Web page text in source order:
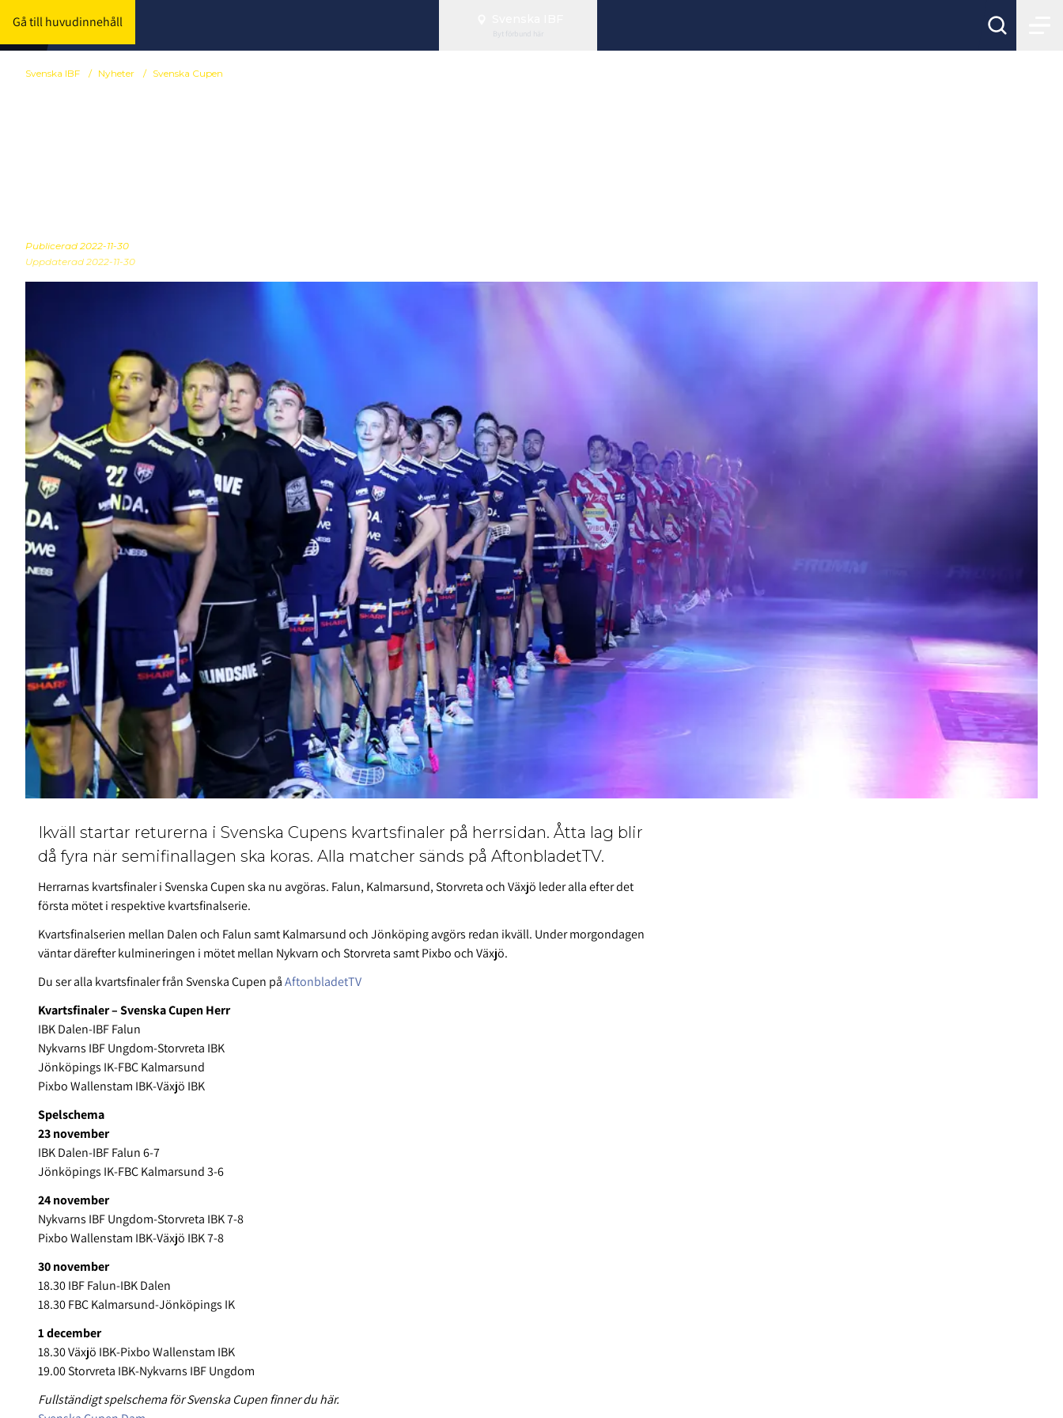
Gå till huvudinnehåll
Byt förbund här
Svenska IBF / Nyheter / Svenska Cupen
Publicerad 2022-11-30
Uppdaterad 2022-11-30
Ikväll startar returerna i Svenska Cupens kvartsfinaler på herrsidan. Åtta lag blir
då fyra när semifinallagen ska koras. Alla matcher sänds på AftonbladetTV.
Herrarnas kvartsfinaler i Svenska Cupen ska nu avgöras. Falun, Kalmarsund, Storvreta och Växjö leder alla efter det
första mötet i respektive kvartsfinalserie.
Kvartsfinalserien mellan Dalen och Falun samt Kalmarsund och Jönköping avgörs redan ikväll. Under morgondagen
väntar därefter kulmineringen i mötet mellan Nykvarn och Storvreta samt Pixbo och Växjö.
Du ser alla kvartsfinaler från Svenska Cupen påAftonbladetTV
Kvartsfinaler – Svenska Cupen Herr
IBK Dalen-IBF Falun
Nykvarns IBF Ungdom-Storvreta IBK
Jönköpings IK-FBC Kalmarsund
Pixbo Wallenstam IBK-Växjö IBK
Spelschema
23 november
IBK Dalen-IBF Falun 6-7
Jönköpings IK-FBC Kalmarsund 3-6
24 november
Nykvarns IBF Ungdom-Storvreta IBK 7-8
Pixbo Wallenstam IBK-Växjö IBK 7-8
30 november
18.30 IBF Falun-IBK Dalen
18.30 FBC Kalmarsund-Jönköpings IK
1 december
18.30 Växjö IBK-Pixbo Wallenstam IBK
19.00 Storvreta IBK-Nykvarns IBF Ungdom
Fullständigt spelschema för Svenska Cupen finner du här.